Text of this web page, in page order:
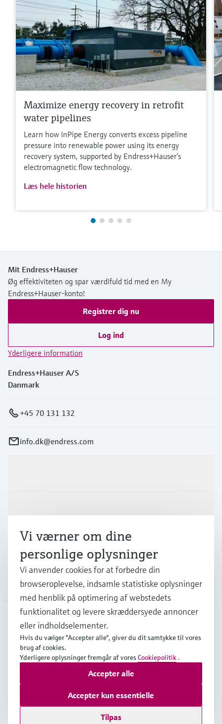
Maximize energy recovery in retrofit
water pipelines
Learn how InPipe Energy converts excess pipeline
pressure into renewable power using its energy
recovery system, supported by Endress+Hauser’s
electromagnetic flow technology.
Læs hele historien
Mit Endress+Hauser
Øg effektiviteten og spar værdifuld tid med en My
Endress+Hauser-konto!
Registrer dig nu
Log ind
Yderligere information
Endress+Hauser A/S
Danmark
+45 70 131 132
info.dk@endress.com
Virksomhed
DNK •Dansk
Copyright © Endress+Hauser Group Services AG
Interneterklæring og ansvarsfraskrivelse
Salgs- & leveringsbetingelser
Se Fødevarestyrelsens smiley-rapporter
Vi værner om dine
personlige oplysninger
Vi anvender cookies for at forbedre din
browseroplevelse, indsamle statistiske oplysninger
med henblik på optimering af webstedets
funktionalitet og levere skræddersyede annoncer
eller indholdselementer.
Hvis du vælger "Accepter alle", giver du dit samtykke til vores
brug af cookies.
Yderligere oplysninger fremgår af voresCookiepolitik .
Tilpas
Accepter kun essentielle
Accepter alle